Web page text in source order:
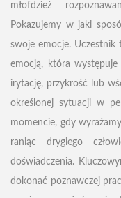
młofdzież
Pokazujemy w jaki
swoje emocje. Uczestnik
emocją, która
irytację, przykrość lub
określonej sytuacji w
momencie, gdy
raniąc drygiego
doświadczenia.
dokonać poznawczej